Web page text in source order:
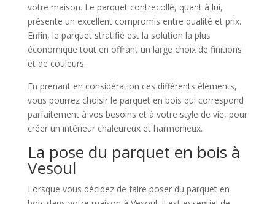
votre maison. Le parquet contrecollé, quant à lui,
présente un excellent compromis entre qualité et prix.
Enfin, le parquet stratifié est la solution la plus
économique tout en offrant un large choix de finitions
et de couleurs.
En prenant en considération ces différents éléments,
vous pourrez choisir le parquet en bois qui correspond
parfaitement à vos besoins et à votre style de vie, pour
créer un intérieur chaleureux et harmonieux.
La pose du parquet en bois à
Vesoul
Lorsque vous décidez de faire poser du parquet en